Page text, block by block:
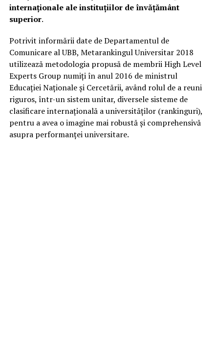
internaţionale ale instituţiilor de învăţământ
superior.
Potrivit informării date de Departamentul de
Comunicare al UBB, Metarankingul Universitar 2018
utilizează metodologia propusă de membrii High Level
Experts Group numiţi în anul 2016 de ministrul
Educaţiei Naţionale şi Cercetării, având rolul de a reuni
riguros, într-un sistem unitar, diversele sisteme de
clasificare internaţională a universităţilor (rankinguri),
pentru a avea o imagine mai robustă şi comprehensivă
asupra performanţei universitare.